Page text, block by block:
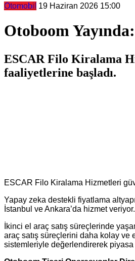
Otomobil 19 Haziran 2026 15:00
Otoboom
ESCAR Filo Kiralama
faaliyetlerine başladı.
ESCAR Filo Kiralama Hizmetleri
Yapay zeka destekli fiyatlama
İstanbul ve Ankara’da hizmet veriyor.
İkinci el araç satış süreçlerinde
araç satış süreçlerini daha kolay
sistemleriyle değerlendirerek